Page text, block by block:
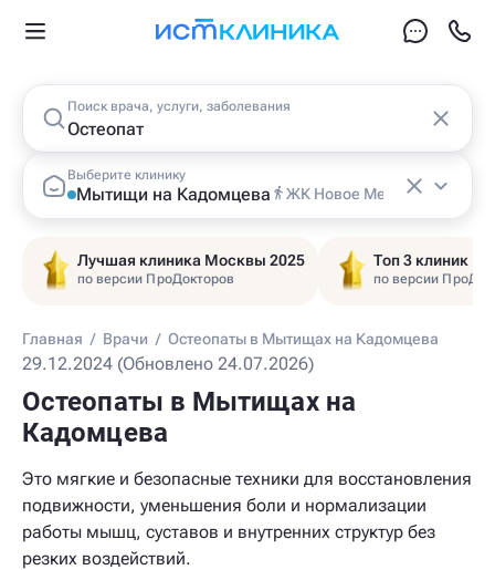
Поиск врача, услуги, заболевания
Выберите клинику
Мытищи на Кадомцева ЖК Новое Медведково
Лучшая клиника Москвы 2025
по версии ПроДокторов
Топ 3 клиник
по версии
Главная / Врачи / Остеопаты в Мытищах на Кадомцева
29.12.2024 (Обновлено 24.07.2026)
Остеопаты в Мытищах на
Кадомцева
Это мягкие и безопасные техники для восстановления
подвижности, уменьшения боли и нормализации
работы мышц, суставов и внутренних структур без
резких воздействий.